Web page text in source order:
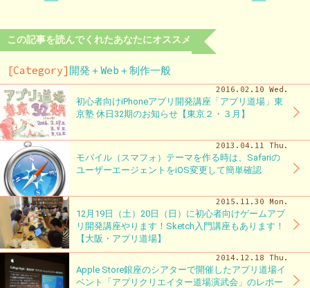
この記事を読んでくれたあなたにオススメ
[Category] 開発＋Web＋制作一般
2016.02.10 Wed.
初心者向けiPhoneアプリ開発講座「アプリ道場」東
京塾 休日32期のお知らせ【東京２・３月】
2013.04.11 Thu.
モバイル（スマフォ）テーマを作る時は、Safariの
ユーザーエージェントをiOS変更して簡単確認
2015.11.30 Mon.
12月19日（土）20日（日）に初心者向けゲームアプ
リ開発講座やります！Sketch入門講座もあります！
【大阪・アプリ道場】
2014.12.18 Thu.
Apple Store銀座のシアターで開催したアプリ道場イ
ベント「アプリクリエイター道場演武会」のレポー